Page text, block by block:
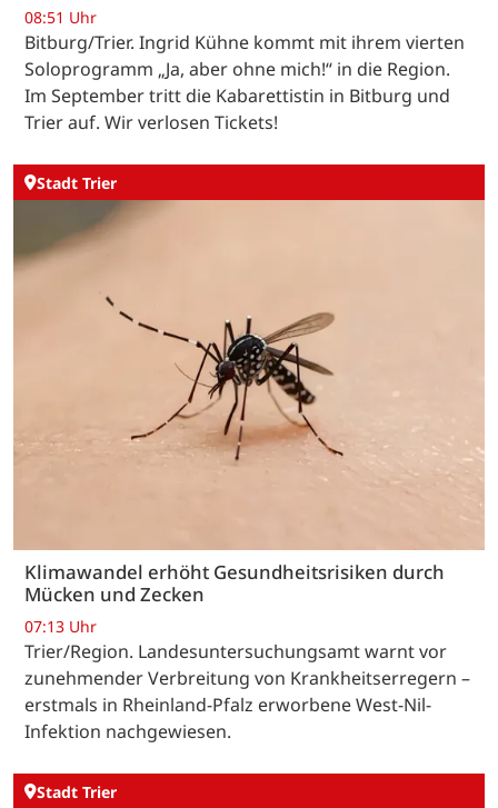
08:51 Uhr
Bitburg/Trier. Ingrid Kühne kommt mit ihrem vierten
Soloprogramm „Ja, aber ohne mich!“ in die Region.
Im September tritt die Kabarettistin in Bitburg und
Trier auf. Wir verlosen Tickets!
Stadt Trier
Klimawandel erhöht Gesundheitsrisiken durch
Mücken und Zecken
07:13 Uhr
Trier/Region. Landesuntersuchungsamt warnt vor
zunehmender Verbreitung von Krankheitserregern –
erstmals in Rheinland-Pfalz erworbene West-Nil-
Infektion nachgewiesen.
Stadt Trier